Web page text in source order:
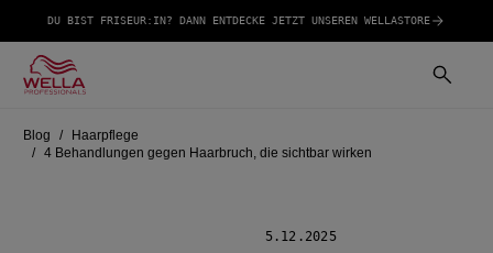
DU BIST FRISEUR:IN? DANN ENTDECKE JETZT UNSEREN WELLASTORE
Blog
Haarpflege
4 Behandlungen gegen Haarbruch, die sichtbar wirken
5.12.2025